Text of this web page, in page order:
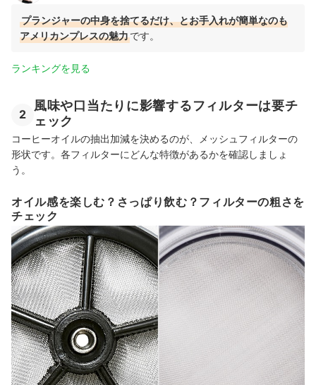
プランジャーの中身を捨てるだけ、とお手入れが簡単なのも
アメリカンプレスの魅力です。
ランキングを見る
2
風味や口当たりに影響するフィルターは要チ
ェック
コーヒーオイルの抽出加減を決めるのが、メッシュフィルターの
形状です。各フィルターにどんな特徴があるかを確認しましょ
う。
オイル感を楽しむ？さっぱり飲む？フィルターの粗さを
チェック